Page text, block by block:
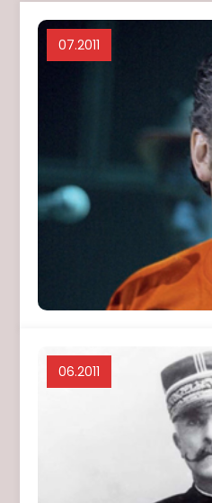
07.2011
06.2011